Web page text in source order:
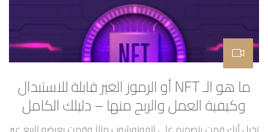
ما هو الـ NFT أو الرموز الغير قابلة للاستبدال
وكيفية العمل والربح منها – دليلك الكامل